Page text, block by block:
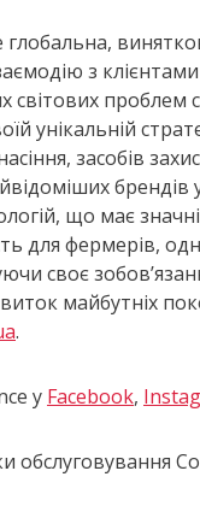
глобальна,
з
проблем
унікальній
засобів
брендів
що має
для фермерів,
своє
майбутніх
.
у Facebook,
обслуговування